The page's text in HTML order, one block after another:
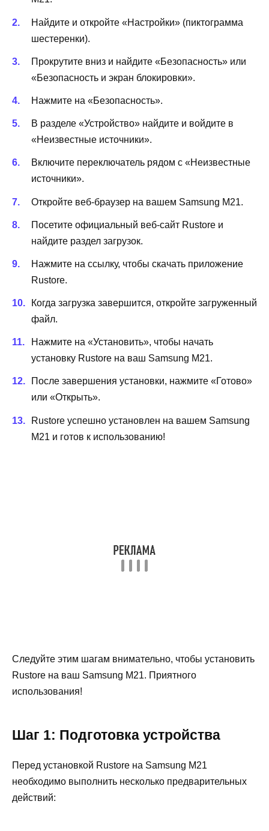
Найдите и откройте «Настройки» (пиктограмма
шестеренки).
Прокрутите вниз и найдите «Безопасность» или
«Безопасность и экран блокировки».
Нажмите на «Безопасность».
В разделе «Устройство» найдите и войдите в
«Неизвестные источники».
Включите переключатель рядом с «Неизвестные
источники».
Откройте веб-браузер на вашем Samsung M21.
Посетите официальный веб-сайт Rustore и
найдите раздел загрузок.
Нажмите на ссылку, чтобы скачать приложение
Rustore.
Когда загрузка завершится, откройте загруженный
файл.
Нажмите на «Установить», чтобы начать
установку Rustore на ваш Samsung M21.
После завершения установки, нажмите «Готово»
или «Открыть».
Rustore успешно установлен на вашем Samsung
M21 и готов к использованию!
Следуйте этим шагам внимательно, чтобы установить
Rustore на ваш Samsung M21. Приятного
использования!
Шаг 1: Подготовка устройства
Перед установкой Rustore на Samsung M21
необходимо выполнить несколько предварительных
действий: